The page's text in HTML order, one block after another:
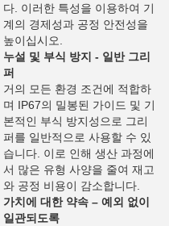
다. 이러한 특성을 이용하여 기
계의 경제성과 공정 안전성을
높이십시오.
누설 및 부식 방지 - 일반 그리
퍼
거의 모든 환경 조건에 적합하
며 IP67의 밀봉된 가이드 및 기
본적인 부식 방지성으로 그리
퍼를 일반적으로 사용할 수 있
습니다. 이로 인해 생산 과정에
서 많은 유형 사양을 줄여 재고
와 공정 비용이 감소합니다.
가치에 대한 약속 – 예외 없이
일관되도록